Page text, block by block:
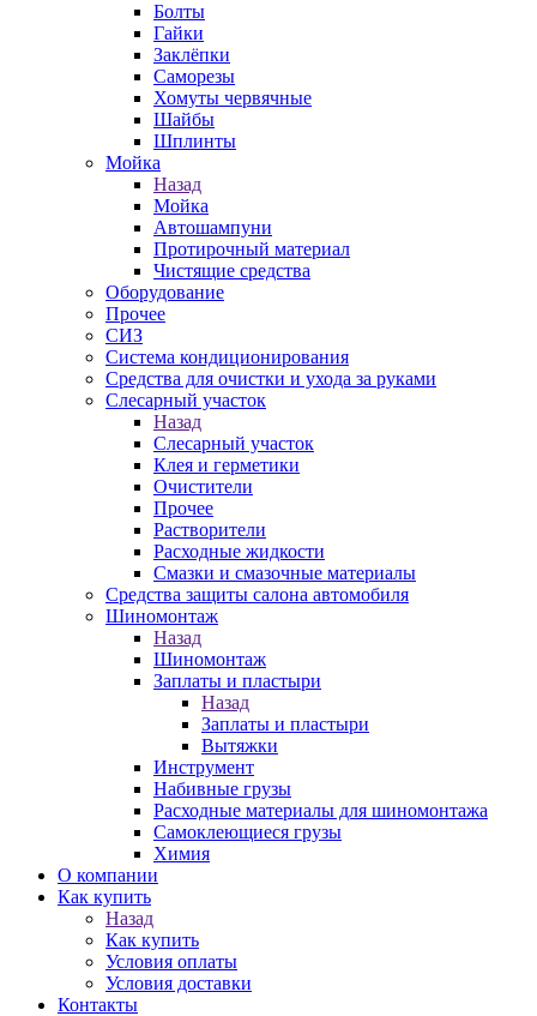
Болты
Гайки
Заклёпки
Саморезы
Хомуты червячные
Шайбы
Шплинты
Мойка
Назад
Мойка
Автошампуни
Протирочный материал
Чистящие средства
Оборудование
Прочее
СИЗ
Система кондиционирования
Средства для очистки и ухода за руками
Слесарный участок
Назад
Слесарный участок
Клея и герметики
Очистители
Прочее
Растворители
Расходные жидкости
Смазки и смазочные материалы
Средства защиты салона автомобиля
Шиномонтаж
Назад
Шиномонтаж
Заплаты и пластыри
Назад
Заплаты и пластыри
Вытяжки
Инструмент
Набивные грузы
Расходные материалы для шиномонтажа
Самоклеющиеся грузы
Химия
О компании
Как купить
Назад
Как купить
Условия оплаты
Условия доставки
Контакты